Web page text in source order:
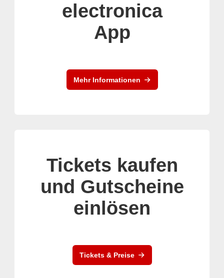
electronica
App
Mehr Informationen
Tickets kaufen
und Gutscheine
einlösen
Tickets & Preise